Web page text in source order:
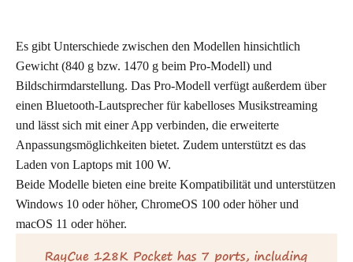
Es gibt Unterschiede zwischen den Modellen hinsichtlich
Gewicht (840 g bzw. 1470 g beim Pro-Modell) und
Bildschirmdarstellung. Das Pro-Modell verfügt außerdem über
einen Bluetooth-Lautsprecher für kabelloses Musikstreaming
und lässt sich mit einer App verbinden, die erweiterte
Anpassungsmöglichkeiten bietet. Zudem unterstützt es das
Laden von Laptops mit 100 W.
Beide Modelle bieten eine breite Kompatibilität und unterstützen
Windows 10 oder höher, ChromeOS 100 oder höher und
macOS 11 oder höher.